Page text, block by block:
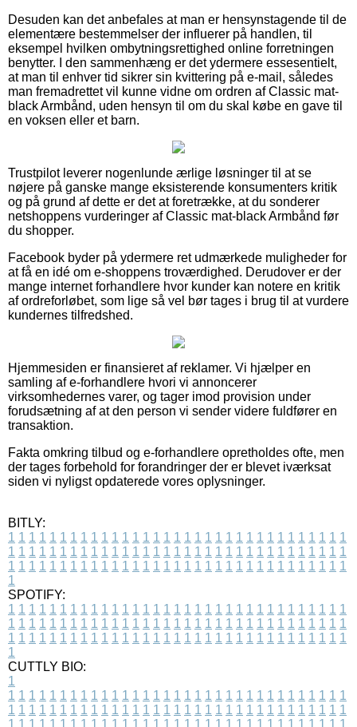
Desuden kan det anbefales at man er hensynstagende til de
elementære bestemmelser der influerer på handlen, til
eksempel hvilken ombytningsrettighed online forretningen
benytter. I den sammenhæng er det ydermere essesentielt,
at man til enhver tid sikrer sin kvittering på e-mail, således
man fremadrettet vil kunne vidne om ordren af Classic mat-
black Armbånd, uden hensyn til om du skal købe en gave til
en voksen eller et barn.
Trustpilot leverer nogenlunde ærlige løsninger til at se
nøjere på ganske mange eksisterende konsumenters kritik
og på grund af dette er det at foretrække, at du sonderer
netshoppens vurderinger af Classic mat-black Armbånd før
du shopper.
Facebook byder på ydermere ret udmærkede muligheder for
at få en idé om e-shoppens troværdighed. Derudover er der
mange internet forhandlere hvor kunder kan notere en kritik
af ordreforløbet, som lige så vel bør tages i brug til at vurdere
kundernes tilfredshed.
Hjemmesiden er finansieret af reklamer. Vi hjælper en
samling af e-forhandlere hvori vi annoncerer
virksomhedernes varer, og tager imod provision under
forudsætning af at den person vi sender videre fuldfører en
transaktion.
Fakta omkring tilbud og e-forhandlere opretholdes ofte, men
der tages forbehold for forandringer der er blevet iværksat
siden vi nyligst opdaterede vores oplysninger.
BITLY:
1 1 1 1 1 1 1 1 1 1 1 1 1 1 1 1 1 1 1 1 1 1 1 1 1 1 1 1 1 1 1 1 1
1 1 1 1 1 1 1 1 1 1 1 1 1 1 1 1 1 1 1 1 1 1 1 1 1 1 1 1 1 1 1 1 1
1 1 1 1 1 1 1 1 1 1 1 1 1 1 1 1 1 1 1 1 1 1 1 1 1 1 1 1 1 1 1 1 1
1
SPOTIFY:
1 1 1 1 1 1 1 1 1 1 1 1 1 1 1 1 1 1 1 1 1 1 1 1 1 1 1 1 1 1 1 1 1
1 1 1 1 1 1 1 1 1 1 1 1 1 1 1 1 1 1 1 1 1 1 1 1 1 1 1 1 1 1 1 1 1
1 1 1 1 1 1 1 1 1 1 1 1 1 1 1 1 1 1 1 1 1 1 1 1 1 1 1 1 1 1 1 1 1
1
CUTTLY BIO:
1
1 1 1 1 1 1 1 1 1 1 1 1 1 1 1 1 1 1 1 1 1 1 1 1 1 1 1 1 1 1 1 1 1
1 1 1 1 1 1 1 1 1 1 1 1 1 1 1 1 1 1 1 1 1 1 1 1 1 1 1 1 1 1 1 1 1
1 1 1 1 1 1 1 1 1 1 1 1 1 1 1 1 1 1 1 1 1 1 1 1 1 1 1 1 1 1 1 1 1